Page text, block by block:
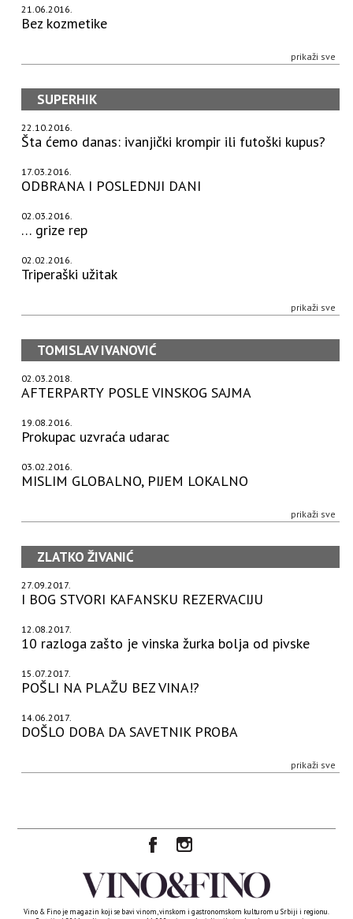
21.06.2016.
Bez kozmetike
prikaži sve
SUPERHIK
22.10.2016.
Šta ćemo danas: ivanjički krompir ili futoški kupus?
17.03.2016.
ODBRANA I POSLEDNJI DANI
02.03.2016.
… grize rep
02.02.2016.
Triperaški užitak
prikaži sve
TOMISLAV IVANOVIĆ
02.03.2018.
AFTERPARTY POSLE VINSKOG SAJMA
19.08.2016.
Prokupac uzvraća udarac
03.02.2016.
MISLIM GLOBALNO, PIJEM LOKALNO
prikaži sve
ZLATKO ŽIVANIĆ
27.09.2017.
I BOG STVORI KAFANSKU REZERVACIJU
12.08.2017.
10 razloga zašto je vinska žurka bolja od pivske
15.07.2017.
POŠLI NA PLAŽU BEZ VINA!?
14.06.2017.
DOŠLO DOBA DA SAVETNIK PROBA
prikaži sve
Vino & Fino je magazin koji se bavi vinom, vinskom i gastronomskom kulturom u Srbiji i regionu.